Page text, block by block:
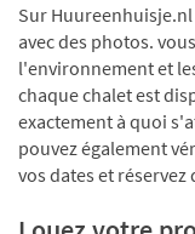
Sur
avec des photos.
l'environnement et
chaque chalet est
exactement à quoi
pouvez également
vos dates et